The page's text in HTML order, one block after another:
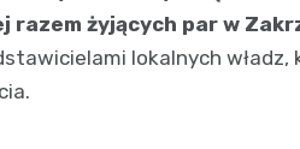
razem żyjących par w
lokalnych